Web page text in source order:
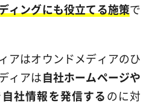
ィングにも役立てる施策で
アはオウンドメディアのひ
ィアは自社ホームページや
社情報を発信するのに対